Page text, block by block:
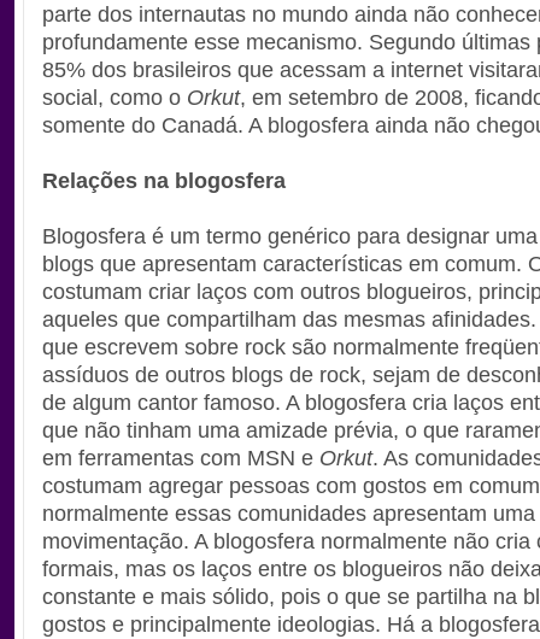
parte dos internautas no mundo ainda não
profundamente esse mecanismo. Segundo últimas
85% dos brasileiros que acessam a internet
social, como o Orkut, em setembro de 2008,
somente do Canadá. A blogosfera ainda não
Relações na blogosfera
Blogosfera é um termo genérico para designar
blogs que apresentam características em comum.
costumam criar laços com outros blogueiros,
aqueles que compartilham das mesmas
que escrevem sobre rock são normalmente
assíduos de outros blogs de rock, sejam de
de algum cantor famoso. A blogosfera cria laços
que não tinham uma amizade prévia, o que
em ferramentas com MSN e Orkut. As
costumam agregar pessoas com gostos em
normalmente essas comunidades apresentam
movimentação. A blogosfera normalmente não cria
formais, mas os laços entre os blogueiros não
constante e mais sólido, pois o que se partilha na
gostos e principalmente ideologias. Há a